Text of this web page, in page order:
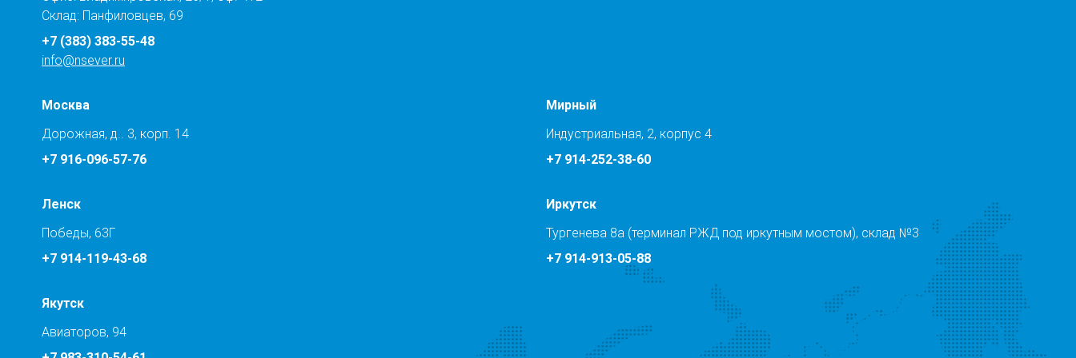
Склад: Панфиловцев, 69
+7 (383) 383-55-48
info@nsever.ru
Москва
Дорожная, д.. 3, корп. 14
+7 916-096-57-76
Мирный
Индустриальная, 2, корпус 4
+7 914-252-38-60
Ленск
Победы, 63Г
+7 914-119-43-68
Иркутск
Тургенева 8а (терминал РЖД под иркутным мостом), склад №3
+7 914-913-05-88
Якутск
Авиаторов, 94